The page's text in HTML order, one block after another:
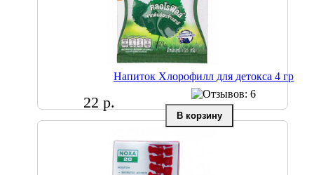
Напиток Хлорофилл для детокса 4 гр
22 р.